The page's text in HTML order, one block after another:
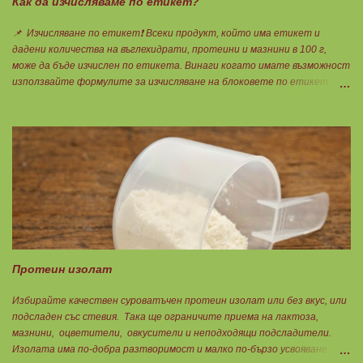
📌 Изчисляване по етикет❗ Всеки продукт, който има етикет и
дадени количества на въглехидрати, протеини и мазнини в 100 г,
може да бъде изчислен по етикета. Винаги когато имате възможност
използвайте формулите за изчисляване на блоковете по етикет:
въглехидрати в 100 г = количеството въглехидрати за 1 блок.
Мазнини: 150 : количеството мазнини в 100 г продукт = мазнините за
1 блок.
Протеин изолат
Избирайте качествен суроватъчен протеин изолат или без вкус, или
подсладен със стевия. Така ще ограничите приема на лактоза,
мазнини, оцветители, овкусители и неподходящи подсладители.
Изолата има по-добра разтворимост и малко по-бързо усвояване.